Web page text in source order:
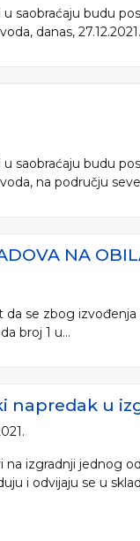
u saobraćaju budu
danas,
saobraćaju budu
na području
NA
da se zbog
broj 1 u...
napredak u
na izgradnji jednog
i odvijaju se u